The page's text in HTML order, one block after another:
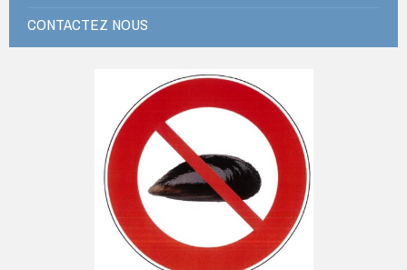
CONTACTEZ NOUS